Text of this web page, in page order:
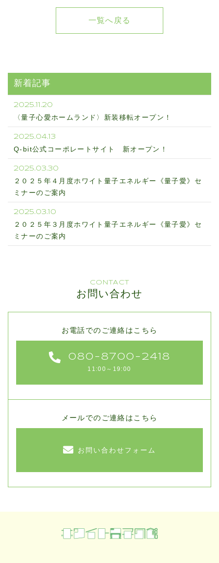
一覧へ戻る
新着記事
2025.11.20
〈量子心愛ホームランド〉新装移転オープン！
2025.04.13
Q-bit公式コーポレートサイト 新オープン！
2025.03.30
２０２５年４月度ホワイト量子エネルギー《量子愛》セ
ミナーのご案内
2025.03.10
２０２５年３月度ホワイト量子エネルギー《量子愛》セ
ミナーのご案内
CONTACT
お問い合わせ
お電話でのご連絡はこちら
080-8700-2418
11:00～19:00
メールでのご連絡はこちら
お問い合わせフォーム